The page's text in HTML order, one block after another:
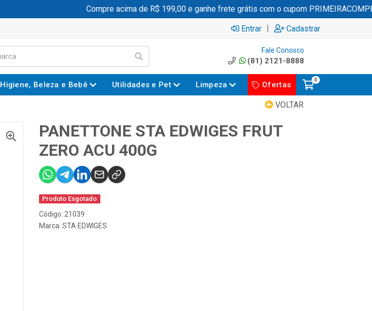
Compre acima de R$ 199,00 e ganhe frete grátis com o cupom PRIMEIRACOMPRA
Entrar | Cadastrar
Fale Conosco
(81) 2121-8888
Higiene, Beleza e Bebê Utilidades e Pet Limpeza Ofertas
0
VOLTAR
PANETTONE STA EDWIGES FRUT
ZERO ACU 400G
Produto Esgotado
Código: 21039
Marca: STA EDWIGES